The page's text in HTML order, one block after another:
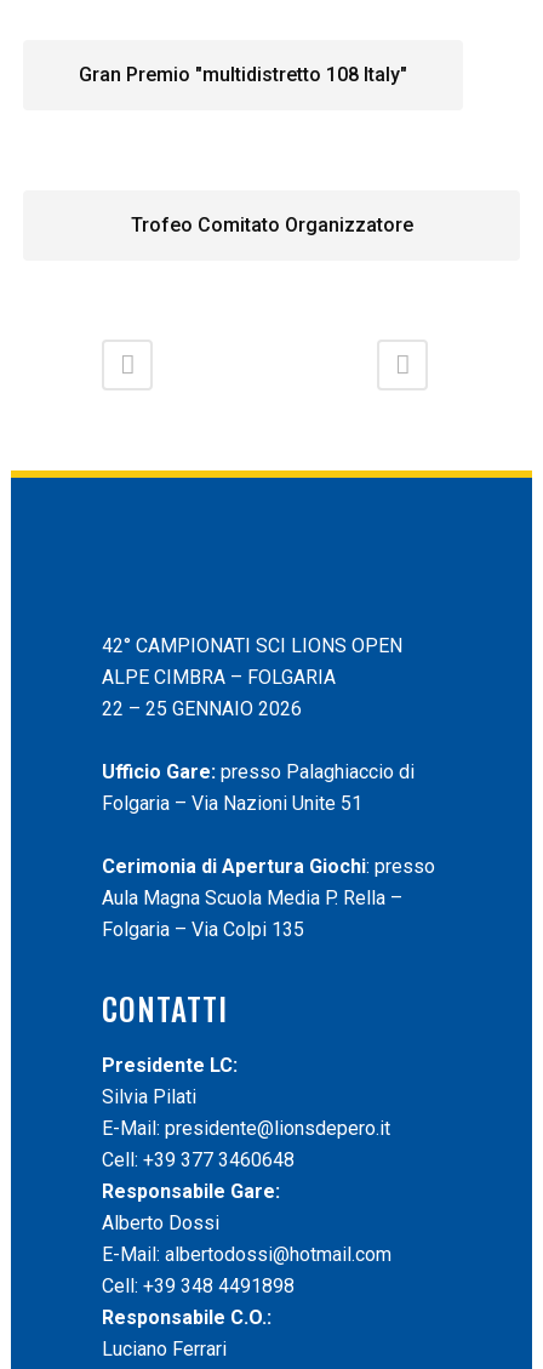
Gran Premio "multidistretto 108 Italy"
Trofeo Comitato Organizzatore
42° CAMPIONATI SCI LIONS OPEN
ALPE CIMBRA – FOLGARIA
22 – 25 GENNAIO 2026
Ufficio Gare: presso Palaghiaccio di
Folgaria – Via Nazioni Unite 51
Cerimonia di Apertura Giochi: presso
Aula Magna Scuola Media P. Rella –
Folgaria – Via Colpi 135
CONTATTI
Presidente LC:
Silvia Pilati
E-Mail: presidente@lionsdepero.it
Cell: +39 377 3460648
Responsabile Gare:
Alberto Dossi
E-Mail: albertodossi@hotmail.com
Cell: +39 348 4491898
Responsabile C.O.:
Luciano Ferrari